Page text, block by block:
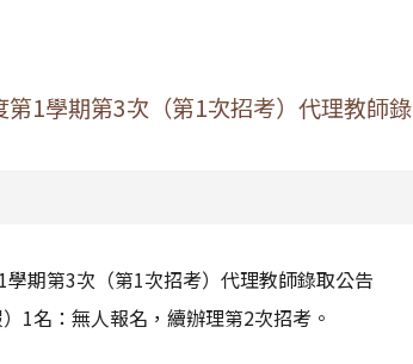
1學期第3次（第1次招考）代理教師錄
期第3次（第1次招考）代理教師錄取公告
1名：無人報名，續辦理第2次招考。